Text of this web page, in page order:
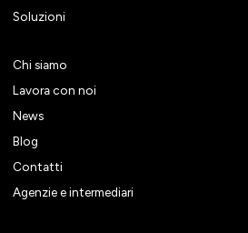
Soluzioni
Chi siamo
Lavora con noi
News
Blog
Contatti
Agenzie e intermediari